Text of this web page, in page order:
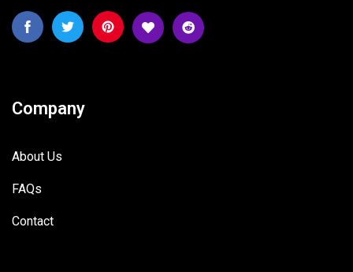
Company
About Us
FAQs
Contact